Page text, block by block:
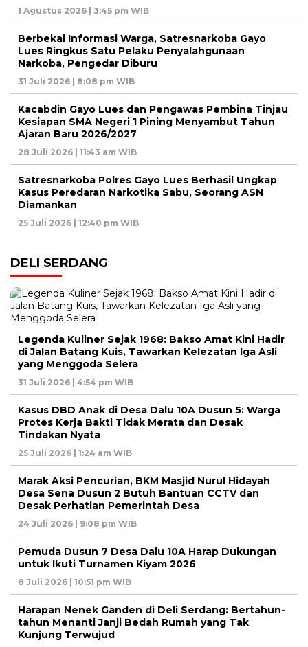
1 Agustus 2026 | 3:45 pm WIB
Berbekal Informasi Warga, Satresnarkoba Gayo
Lues Ringkus Satu Pelaku Penyalahgunaan
Narkoba, Pengedar Diburu
31 Juli 2026 | 8:08 pm WIB
Kacabdin Gayo Lues dan Pengawas Pembina Tinjau
Kesiapan SMA Negeri 1 Pining Menyambut Tahun
Ajaran Baru 2026/2027
28 Juli 2026 | 11:43 am WIB
Satresnarkoba Polres Gayo Lues Berhasil Ungkap
Kasus Peredaran Narkotika Sabu, Seorang ASN
Diamankan
25 Juli 2026 | 12:40 pm WIB
DELI SERDANG
Legenda Kuliner Sejak 1968: Bakso Amat Kini Hadir
di Jalan Batang Kuis, Tawarkan Kelezatan Iga Asli
yang Menggoda Selera
31 Juli 2026 | 4:54 pm WIB
Kasus DBD Anak di Desa Dalu 10A Dusun 5: Warga
Protes Kerja Bakti Tidak Merata dan Desak
Tindakan Nyata
25 Juli 2026 | 1:24 am WIB
Marak Aksi Pencurian, BKM Masjid Nurul Hidayah
Desa Sena Dusun 2 Butuh Bantuan CCTV dan
Desak Perhatian Pemerintah Desa
24 Juli 2026 | 9:08 pm WIB
Pemuda Dusun 7 Desa Dalu 10A Harap Dukungan
untuk Ikuti Turnamen Kiyam 2026
8 Juli 2026 | 10:51 pm WIB
Harapan Nenek Ganden di Deli Serdang: Bertahun-
tahun Menanti Janji Bedah Rumah yang Tak
Kunjung Terwujud